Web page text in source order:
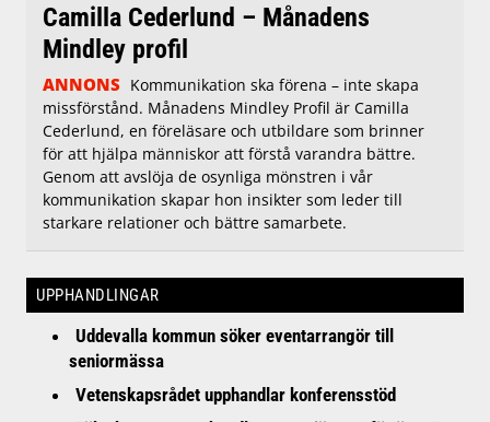
Camilla Cederlund – Månadens
Mindley profil
ANNONS Kommunikation ska förena – inte skapa
missförstånd. Månadens Mindley Profil är Camilla
Cederlund, en föreläsare och utbildare som brinner
för att hjälpa människor att förstå varandra bättre.
Genom att avslöja de osynliga mönstren i vår
kommunikation skapar hon insikter som leder till
starkare relationer och bättre samarbete.
UPPHANDLINGAR
Uddevalla kommun söker eventarrangör till
seniormässa
Vetenskapsrådet upphandlar konferensstöd